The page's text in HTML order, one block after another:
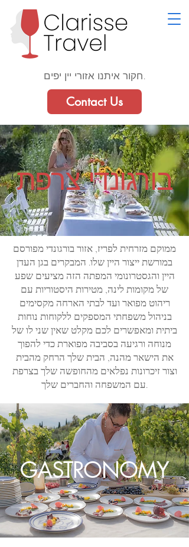
חקור איתנו אזורי יין יפים.
Contact Us
בורגונדי צרפת
ממוקם מזרחית לפריז, אזור בורגונדי מפורסם
במורשת ייצור היין שלו. המבקרים בגן העדן
היין והגסטרונומי המפתה הזה מציעים שפע
של מקומות לינה, מטירות היסטוריות עם
ריהוט מפואר ועד לבתי הארחה מקסימים
בניהול משפחתי המספקים ללקוחות נוחות
ביתית ומאפשרים לכם מקלט שאין שני לו של
מנוחה ורגיעה בסביבה מפוארת כדי להפוך
את הישאר מהנה, הבית שלך הרחק מהבית
וצור זיכרונות נפלאים מהחופשה שלך בצרפת
עם המשפחה והחברים שלך.
GASTRONOMY